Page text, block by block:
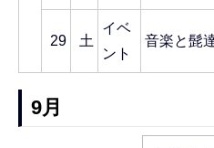
29 土
イベ
ント
音楽と髭
9月